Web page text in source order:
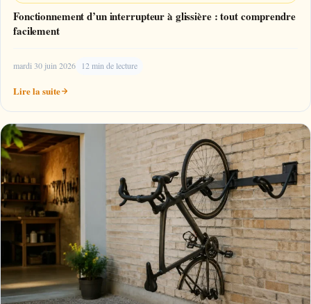
Fonctionnement d’un interrupteur à glissière : tout comprendre
facilement
mardi 30 juin 2026 12 min de lecture
Lire la suite